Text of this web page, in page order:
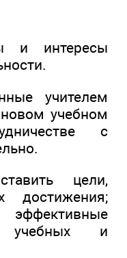
и интересы
учителем
учебном
с
цели,
достижения;
учебных и